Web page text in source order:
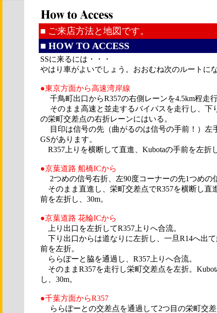
■ ご来店方法と地図です。
■ HOW TO ACCESS
SSに来るには・・・
やはり車がよいでしょう。おおむね次のルートに
●東京方面から高速湾岸線
千鳥町出口からR357の右側レーンを4.5km程走
そのまま高速と並走するバイパスを走行し、下
の栄町交差点の右折レーンにはいる。
目印は信号の先（曲がるのは信号の手前！）左
GSがあります。
R357上りを横断して直進、Kubotaの手前を左折
●京葉道路 船橋ICから
2つめの信号右折、左90度コーナーの先1つめの
そのまま直進し、栄町交差点でR357を横断し直
前を左折し、30m。
●京葉道路 花輪ICから
上り出口を左折してR357上りへ合流。
下り出口からは道なりに左折し、一旦R14へ出
前を左折。
ららぽーと脇を通過し、R357上りへ合流。
そのままR357を走行し栄町交差点を左折。
し、30m。
●千葉方面からR357
ららぽーとの交差点を通過して2つ目の栄町交